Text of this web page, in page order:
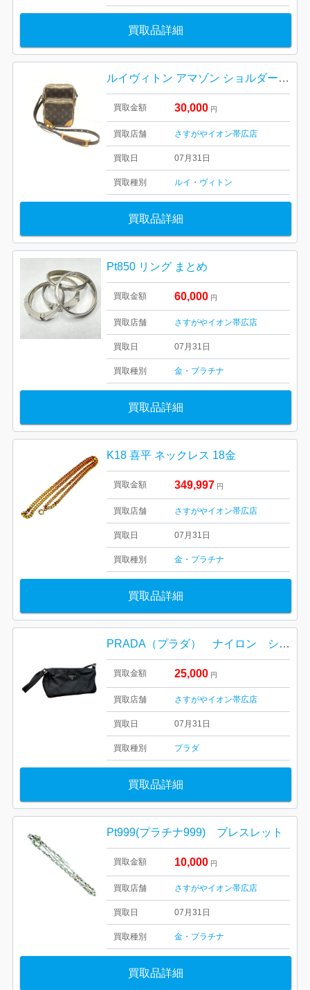
買取品詳細
ルイヴィトン アマゾン ショルダーバッグ
買取金額 30,000 円
買取店舗 さすがやイオン帯広店
買取日 07月31日
買取種別 ルイ・ヴィトン
買取品詳細
Pt850 リング まとめ
買取金額 60,000 円
買取店舗 さすがやイオン帯広店
買取日 07月31日
買取種別 金・プラチナ
買取品詳細
K18 喜平 ネックレス 18金
買取金額 349,997 円
買取店舗 さすがやイオン帯広店
買取日 07月31日
買取種別 金・プラチナ
買取品詳細
PRADA（プラダ） ナイロン ショルダーバッグ
買取金額 25,000 円
買取店舗 さすがやイオン帯広店
買取日 07月31日
買取種別 プラダ
買取品詳細
Pt999(プラチナ999) ブレスレット
買取金額 10,000 円
買取店舗 さすがやイオン帯広店
買取日 07月31日
買取種別 金・プラチナ
買取品詳細